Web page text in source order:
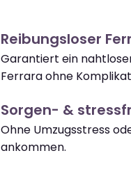
Reibungsloser
Garantiert ein
Ferrara ohne
Sorgen- &
Ohne Umzugsstress
ankommen.